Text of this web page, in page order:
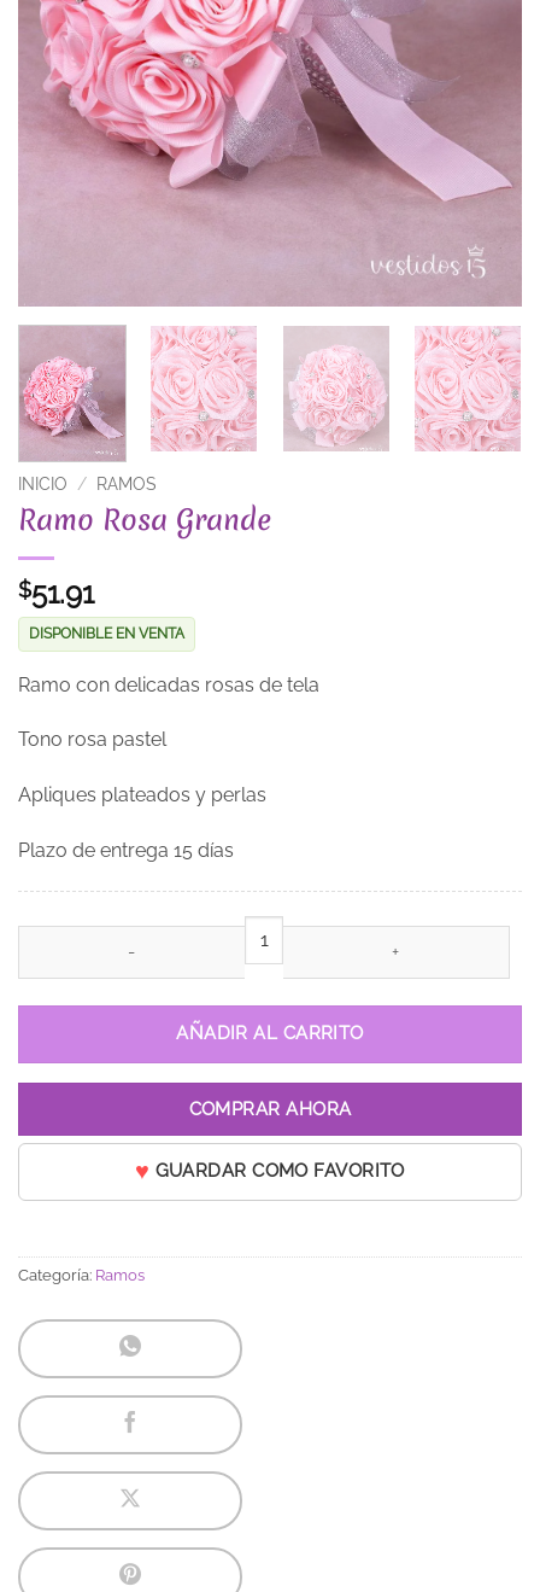
INICIO / RAMOS
Ramo Rosa Grande
$51.91
DISPONIBLE EN VENTA
Ramo con delicadas rosas de tela
Tono rosa pastel
Apliques plateados y perlas
Plazo de entrega 15 días
Ramo Rosa Grande cantidad
AÑADIR AL CARRITO
COMPRAR AHORA
GUARDAR COMO FAVORITO
Categoría: Ramos